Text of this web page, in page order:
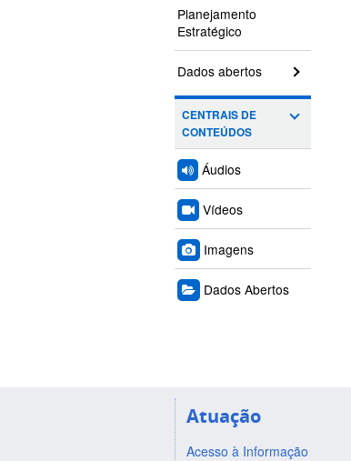
Planejamento
Estratégico
Dados abertos
CENTRAIS DE
CONTEÚDOS
Áudios
Vídeos
Imagens
Dados Abertos
Atuação
Acesso à Informação